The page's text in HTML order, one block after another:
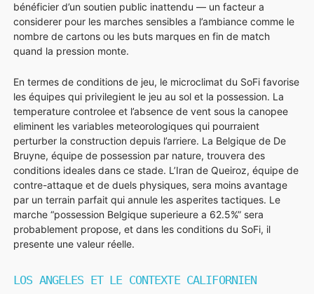
bénéficier d’un soutien public inattendu — un facteur a
considerer pour les marches sensibles a l’ambiance comme le
nombre de cartons ou les buts marques en fin de match
quand la pression monte.
En termes de conditions de jeu, le microclimat du SoFi favorise
les équipes qui privilegient le jeu au sol et la possession. La
temperature controlee et l’absence de vent sous la canopee
eliminent les variables meteorologiques qui pourraient
perturber la construction depuis l’arriere. La Belgique de De
Bruyne, équipe de possession par nature, trouvera des
conditions ideales dans ce stade. L’Iran de Queiroz, équipe de
contre-attaque et de duels physiques, sera moins avantage
par un terrain parfait qui annule les asperites tactiques. Le
marche “possession Belgique superieure a 62.5%” sera
probablement propose, et dans les conditions du SoFi, il
presente une valeur réelle.
LOS ANGELES ET LE CONTEXTE CALIFORNIEN